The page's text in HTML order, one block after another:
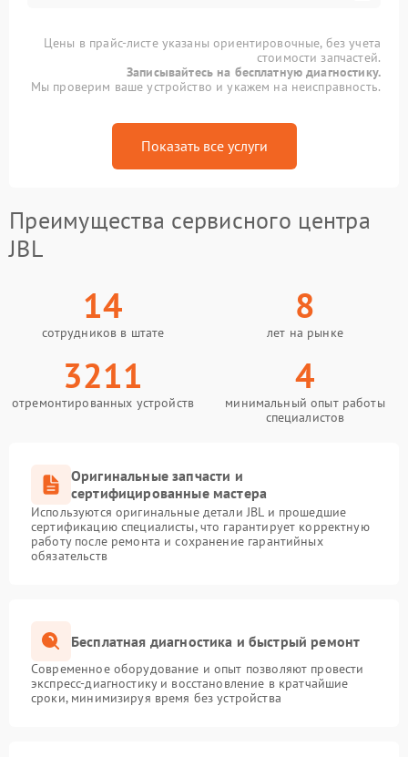
Цены в прайс-листе указаны ориентировочные, без учета
стоимости запчастей.
Записывайтесь на бесплатную диагностику.
Мы проверим ваше устройство и укажем на неисправность.
Показать все услуги
Преимущества сервисного центра
JBL
14
сотрудников в штате
8
лет на рынке
3211
отремонтированных устройств
4
минимальный опыт работы
специалистов
Оригинальные запчасти и
сертифицированные мастера
Используются оригинальные детали JBL и прошедшие
сертификацию специалисты, что гарантирует корректную
работу после ремонта и сохранение гарантийных
обязательств
Бесплатная диагностика и быстрый ремонт
Современное оборудование и опыт позволяют провести
экспресс-диагностику и восстановление в кратчайшие
сроки, минимизируя время без устройства